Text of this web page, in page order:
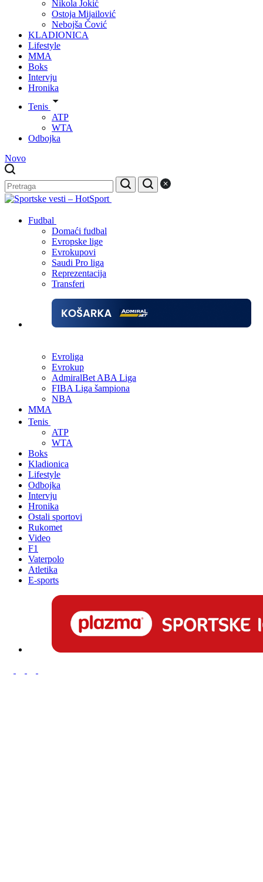
Nikola Jokić
Ostoja Mijailović
Nebojša Čović
KLADIONICA
Lifestyle
MMA
Boks
Intervju
Hronika
Tenis
ATP
WTA
Odbojka
Novo
Fudbal
Domaći fudbal
Evropske lige
Evrokupovi
Saudi Pro liga
Reprezentacija
Transferi
Evroliga
Evrokup
AdmiralBet ABA Liga
FIBA Liga šampiona
NBA
MMA
Tenis
ATP
WTA
Boks
Kladionica
Lifestyle
Odbojka
Intervju
Hronika
Ostali sportovi
Rukomet
Video
F1
Vaterpolo
Atletika
E-sports